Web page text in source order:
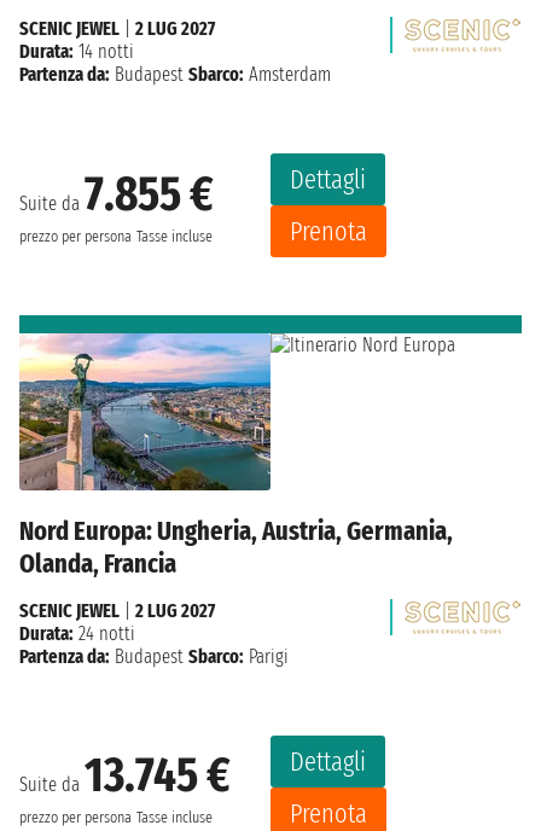
Suite da 7.855 €
prezzo per persona Tasse incluse
Dettagli
Prenota
SCENIC JEWEL
2 LUG 2027
Durata: 14 notti
Partenza da: Budapest Sbarco: Amsterdam
Nord Europa: Ungheria, Austria, Germania,
Olanda, Francia
Suite da 13.745 €
prezzo per persona Tasse incluse
Dettagli
Prenota
SCENIC JEWEL
2 LUG 2027
Durata: 24 notti
Partenza da: Budapest Sbarco: Parigi